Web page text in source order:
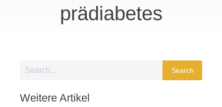
prädiabetes
Search
Weitere Artikel